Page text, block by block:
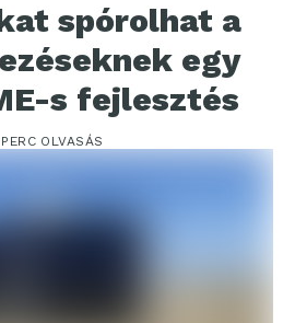
spórolhat a
egy
s fejlesztés
OLVASÁS